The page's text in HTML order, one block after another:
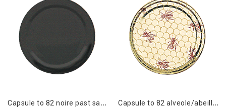
C
apsule to 82 noire past sans flip le sachet de 10 C
apsule to 82 alveole/abeille le sachet de 100